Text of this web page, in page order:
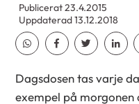
Publicerat 23.4.2015
Uppdaterad 13.12.2018
Dela Whatsapp
Dela Facebook
Dela Twitter
Dela
Dagsdosen tas varje
exempel på